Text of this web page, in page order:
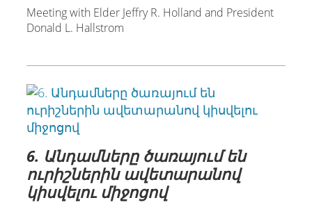
Meeting with Elder Jeffry R. Holland and President
Donald L. Hallstrom
6. Անդամները ծառայում են
ուրիշներին ավետարանով
կիսվելու միջոցով